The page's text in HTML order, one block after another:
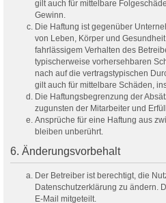
gilt auch für mittelbare
Gewinn.
Die Haftung ist gegenüber
von Leben, Körper und
fahrlässigem Verhalten des
typischerweise vorhersehbaren
nach auf die vertragstypischen
gilt auch für mittelbare Schäden,
Die Haftungsbegrenzung der
zugunsten der Mitarbeiter und
Ansprüche für eine Haftung aus
bleiben unberührt.
6. Änderungsvorbehalt
Der Betreiber ist berechtigt, die
Datenschutzerklärung zu ändern.
E-Mail mitgeteilt.